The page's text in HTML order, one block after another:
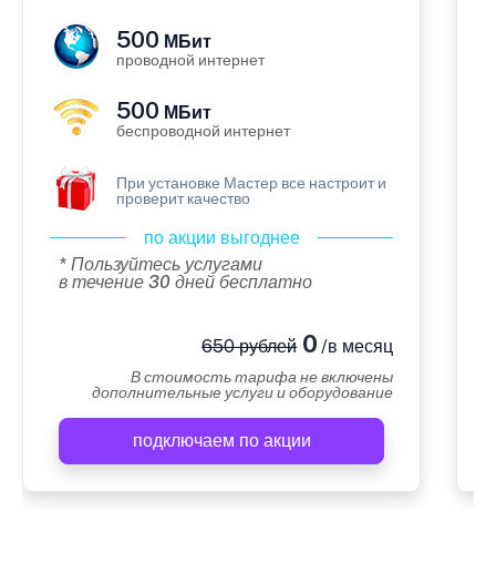
500 МБит
проводной интернет
500 МБит
беспроводной интернет
При установке Мастер все настроит и
проверит качество
по акции выгоднее
* Пользуйтесь услугами
в течение 30 дней бесплатно
650 рублей0 /в месяц
В стоимость тарифа не включены
дополнительные услуги и оборудование
подключаем по акции